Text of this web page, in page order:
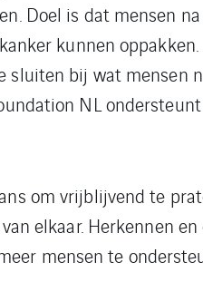
Doel is dat mensen
kunnen
sluiten bij wat mensen
NL
om vrijblijvend te
elkaar. Herkennen
mensen te